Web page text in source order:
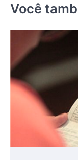
Você